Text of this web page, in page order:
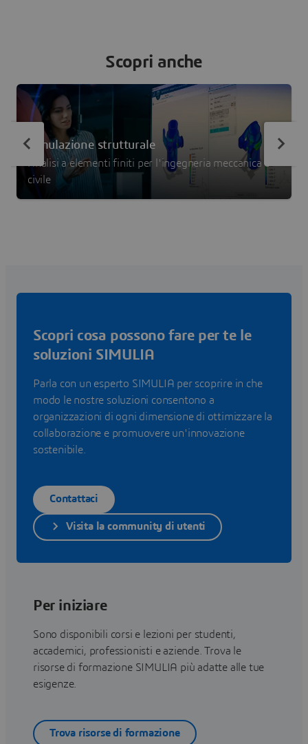
Scopri anche
Simulazione strutturale
Analisi a elementi finiti per l'ingegneria meccanica e
civile
Scopri cosa possono fare per te le
soluzioni SIMULIA
Parla con un esperto SIMULIA per scoprire in che
modo le nostre soluzioni consentono a
organizzazioni di ogni dimensione di ottimizzare la
collaborazione e promuovere un'innovazione
sostenibile.
Contattaci
Visita la community di utenti
Per iniziare
Sono disponibili corsi e lezioni per studenti,
accademici, professionisti e aziende. Trova le
risorse di formazione SIMULIA più adatte alle tue
esigenze.
Trova risorse di formazione